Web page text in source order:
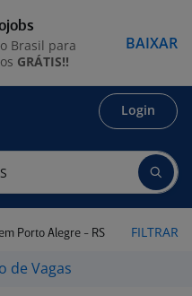
Login
Porto Alegre - RS FILTRAR
de Vagas
Brasil para
GRÁTIS!!
BAIXAR